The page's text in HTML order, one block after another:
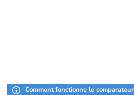
Comment fonctionne le comparateur